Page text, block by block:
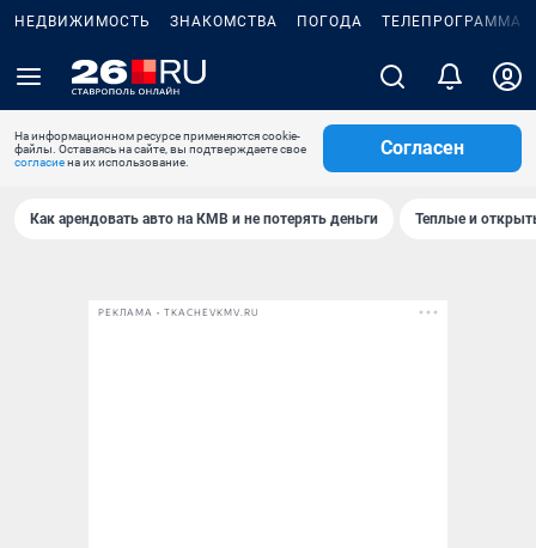
НЕДВИЖИМОСТЬ ЗНАКОМСТВА ПОГОДА ТЕЛЕПРОГРАММА
На информационном ресурсе применяются cookie-
файлы. Оставаясь на сайте, вы подтверждаете свое
согласиена их использование.
Согласен
Как арендовать авто на КМВ и не потерять деньги Теплые и
РЕКЛАМА • TKACHEVKMV.RU